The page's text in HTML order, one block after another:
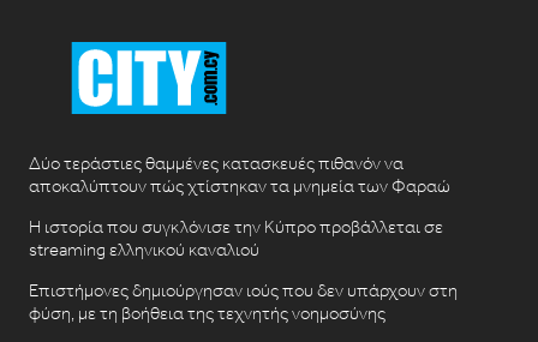
Δύο τεράστιες θαμμένες κατασκευές πιθανόν να
αποκαλύπτουν πώς χτίστηκαν τα μνημεία των Φαραώ
Η ιστορία που συγκλόνισε την Κύπρο προβάλλεται σε
streaming ελληνικού καναλιού
Επιστήμονες δημιούργησαν ιούς που δεν υπάρχουν στη
φύση, με τη βοήθεια της τεχνητής νοημοσύνης